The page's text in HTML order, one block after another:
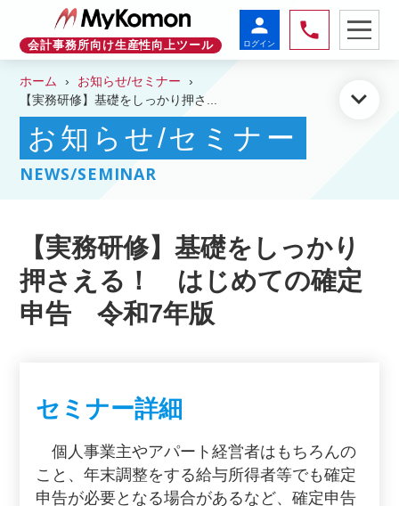
会計事務所向け生産性向上ツール
person
ログイン
phone
ホーム
お知らせ/セミナー
【実務研修】基礎をしっかり押さ...
お知らせ/セミナー
NEWS/SEMINAR
keyboard_arrow_down
【実務研修】基礎をしっかり
押さえる！ はじめての確定
申告 令和7年版
セミナー詳細
個人事業主やアパート経営者はもちろんの
こと、年末調整をする給与所得者等でも確定
申告が必要となる場合があるなど、確定申告